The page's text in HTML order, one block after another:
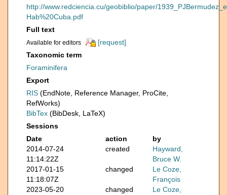
http://www.redciencia.cu/geobiblio/paper/
Hab%20Cuba.pdf
Full text
Available for editors
[request]
Taxonomic term
Foraminifera
Export
RIS (EndNote, Reference Manager, ProCite,
RefWorks)
BibTex (BibDesk, LaTeX)
Sessions
Date
action
by
2014-07-24
11:14:22Z
created
Hayward,
Bruce W.
2017-01-15
11:18:07Z
changed
Le Coze,
François
2023-05-20
changed
Le Coze,